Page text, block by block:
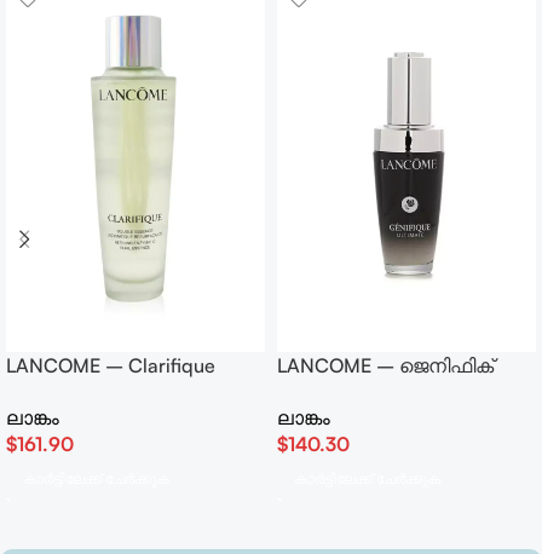
LANCOME – Clarifique
Enzymatic Dual Essence
150ml/5oz
ലാങ്കം
$161.90
LANCOME – ജെനിഫിക്
റിപ്പയർ ഓഗ്മെൻ്റഡ് സെറം
30 മില്ലി
ലാങ്കം
$140.30